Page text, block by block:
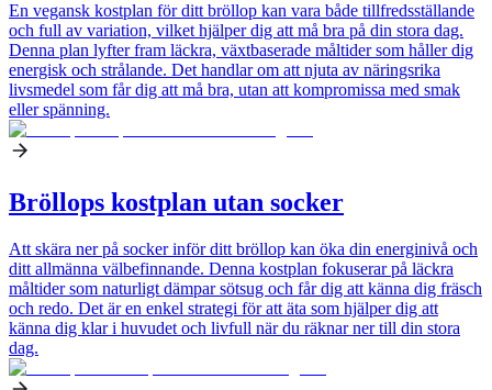
En vegansk kostplan för ditt bröllop kan vara både tillfredsställande
och full av variation, vilket hjälper dig att må bra på din stora dag.
Denna plan lyfter fram läckra, växtbaserade måltider som håller dig
energisk och strålande. Det handlar om att njuta av näringsrika
livsmedel som får dig att må bra, utan att kompromissa med smak
eller spänning.
Bröllops kostplan utan socker
Att skära ner på socker inför ditt bröllop kan öka din energinivå och
ditt allmänna välbefinnande. Denna kostplan fokuserar på läckra
måltider som naturligt dämpar sötsug och får dig att känna dig fräsch
och redo. Det är en enkel strategi för att äta som hjälper dig att
känna dig klar i huvudet och livfull när du räknar ner till din stora
dag.